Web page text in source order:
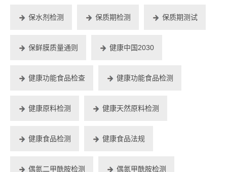
保水剂检测 保质期检测 保质期测试
保鲜膜质量通则 健康中国2030
健康功能食品检查 健康功能食品检测
健康原料检测 健康天然原料检测
健康食品检测 健康食品法规
偶氮二甲酰胺检测 偶氮甲酰胺检测